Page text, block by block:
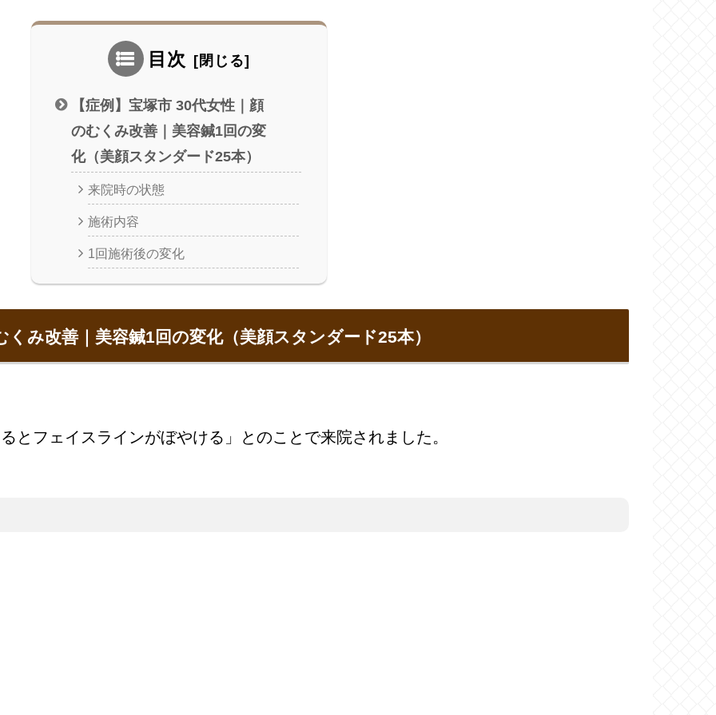
目次
【症例】宝塚市 30代女性｜顔
のむくみ改善｜美容鍼1回の変
化（美顔スタンダード25本）
来院時の状態
施術内容
1回施術後の変化
み改善｜美容鍼1回の変化（美顔スタンダード25本）
とフェイスラインがぼやける」とのことで来院されました。